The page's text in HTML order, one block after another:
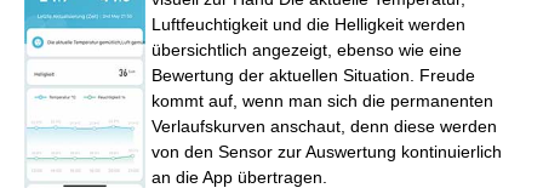
Luftfeuchtigkeit und die Helligkeit werden
übersichtlich angezeigt, ebenso wie eine
Bewertung der aktuellen Situation. Freude
kommt auf, wenn man sich die permanenten
Verlaufskurven anschaut, denn diese werden
von den Sensor zur Auswertung kontinuierlich
an die App übertragen.